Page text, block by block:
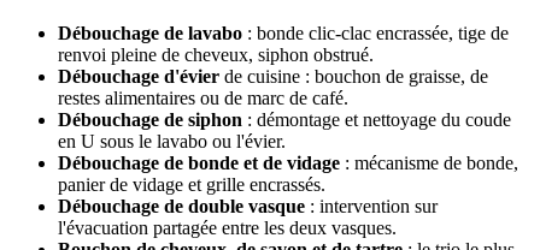
Débouchage de lavabo : bonde clic-clac encrassée, tige de
renvoi pleine de cheveux, siphon obstrué.
Débouchage d'évier de cuisine : bouchon de graisse, de
restes alimentaires ou de marc de café.
Débouchage de siphon : démontage et nettoyage du coude
en U sous le lavabo ou l'évier.
Débouchage de bonde et de vidage : mécanisme de bonde,
panier de vidage et grille encrassés.
Débouchage de double vasque : intervention sur
l'évacuation partagée entre les deux vasques.